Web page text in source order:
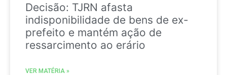
Decisão: TJRN afasta
indisponibilidade de bens de ex-
prefeito e mantém ação de
ressarcimento ao erário
VER MATÉRIA »